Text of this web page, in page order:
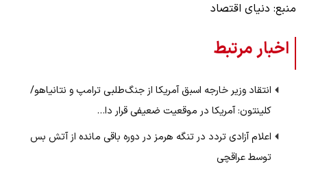
منبع: دنیای اقتصاد
اخبار مرتبط
انتقاد وزیر خارجه اسبق آمریکا از جنگ‌طلبی ترامپ و نتانیاهو/
کلینتون: آمریکا در موقعیت ضعیفی قرار دا…
اعلام آزادی تردد در تنگه هرمز در دوره باقی مانده از آتش بس
توسط عراقچی